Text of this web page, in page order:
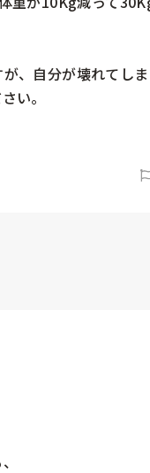
、自分が壊れてし
い。